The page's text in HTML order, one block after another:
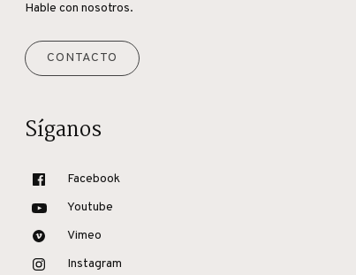
Hable con nosotros.
CONTACTO
Síganos
Facebook
Youtube
Vimeo
Instagram